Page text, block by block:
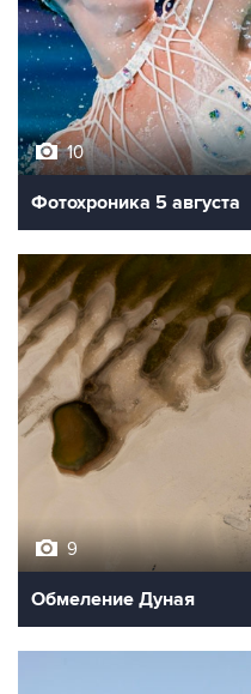
10
Фотохроника 5 августа
9
Обмеление Дуная